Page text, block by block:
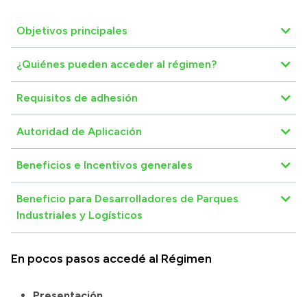
Objetivos principales
¿Quiénes pueden acceder al régimen?
Requisitos de adhesión
Autoridad de Aplicación
Beneficios e Incentivos generales
Beneficio para Desarrolladores de Parques
Industriales y Logísticos
En pocos pasos accedé al Régimen